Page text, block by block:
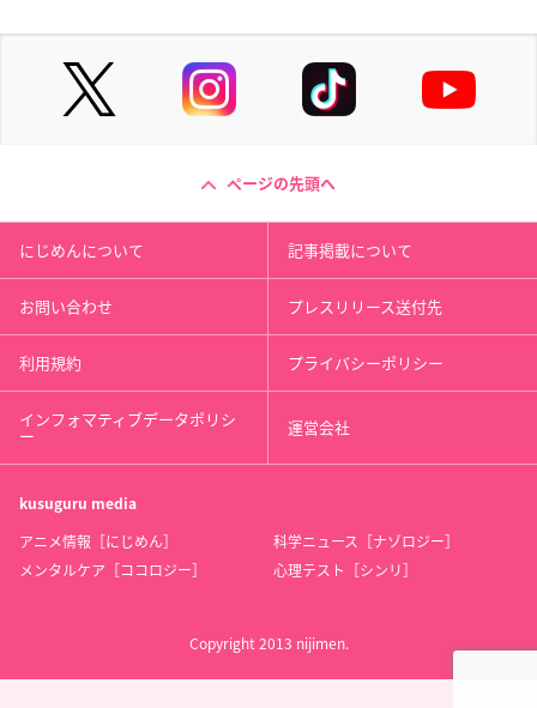
ページの先頭へ
にじめんについて 記事掲載について
お問い合わせ プレスリリース送付先
利用規約 プライバシーポリシー
インフォマティブデータポリシ
ー 運営会社
kusuguru media
アニメ情報［にじめん］
科学ニュース［ナゾロジー］
メンタルケア［ココロジー］
心理テスト［シンリ］
Copyright 2013 nijimen.